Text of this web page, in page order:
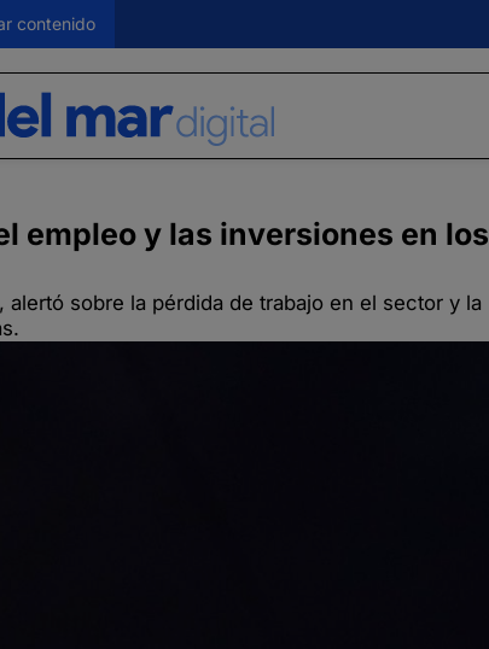
empleo y las inversiones en los
sobre la pérdida de trabajo en el sector y la